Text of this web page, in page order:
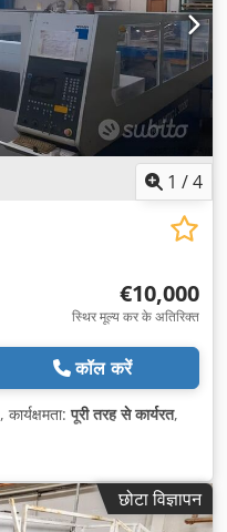
1 /4
€10,000
स्थिर मूल्य कर के अतिरिक्त
कॉल करें
, कार्यक्षमता:पूरी तरह से कार्यरत,
छोटा विज्ञापन